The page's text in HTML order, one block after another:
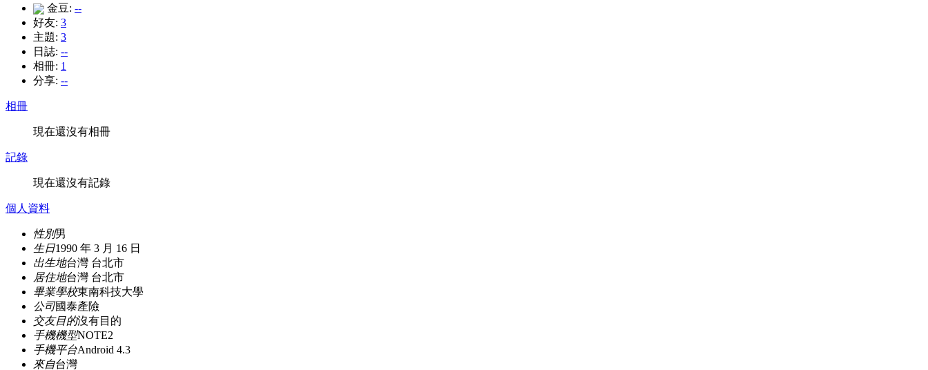
金豆: --
好友: 3
主題: 3
日誌: --
相冊: 1
分享: --
相冊
現在還沒有相冊
記錄
現在還沒有記錄
個人資料
性別男
生日1990 年 3 月 16 日
出生地台灣 台北市
居住地台灣 台北市
畢業學校東南科技大學
公司國泰產險
交友目的沒有目的
手機機型NOTE2
手機平台Android 4.3
來自台灣